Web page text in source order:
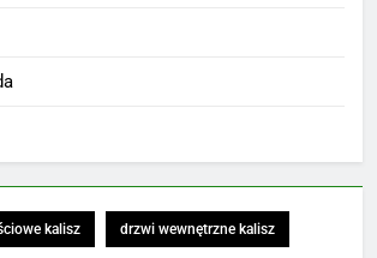
kalisz drzwi wewnętrzne kalisz